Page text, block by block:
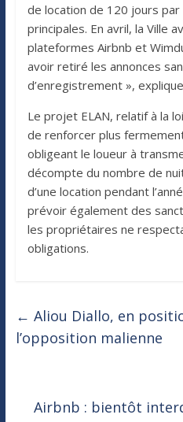
de location de 120 jours
principales. En avril, la Ville
plateformes Airbnb et
avoir retiré les annonces
d’enregistrement »,
Le projet ELAN, relatif à la
de renforcer plus
obligeant le loueur à
décompte du nombre de
d’une location pendant
prévoir également des
les propriétaires ne
obligations.
← Aliou Diallo, en
l’opposition malienne
Airbnb : bientôt